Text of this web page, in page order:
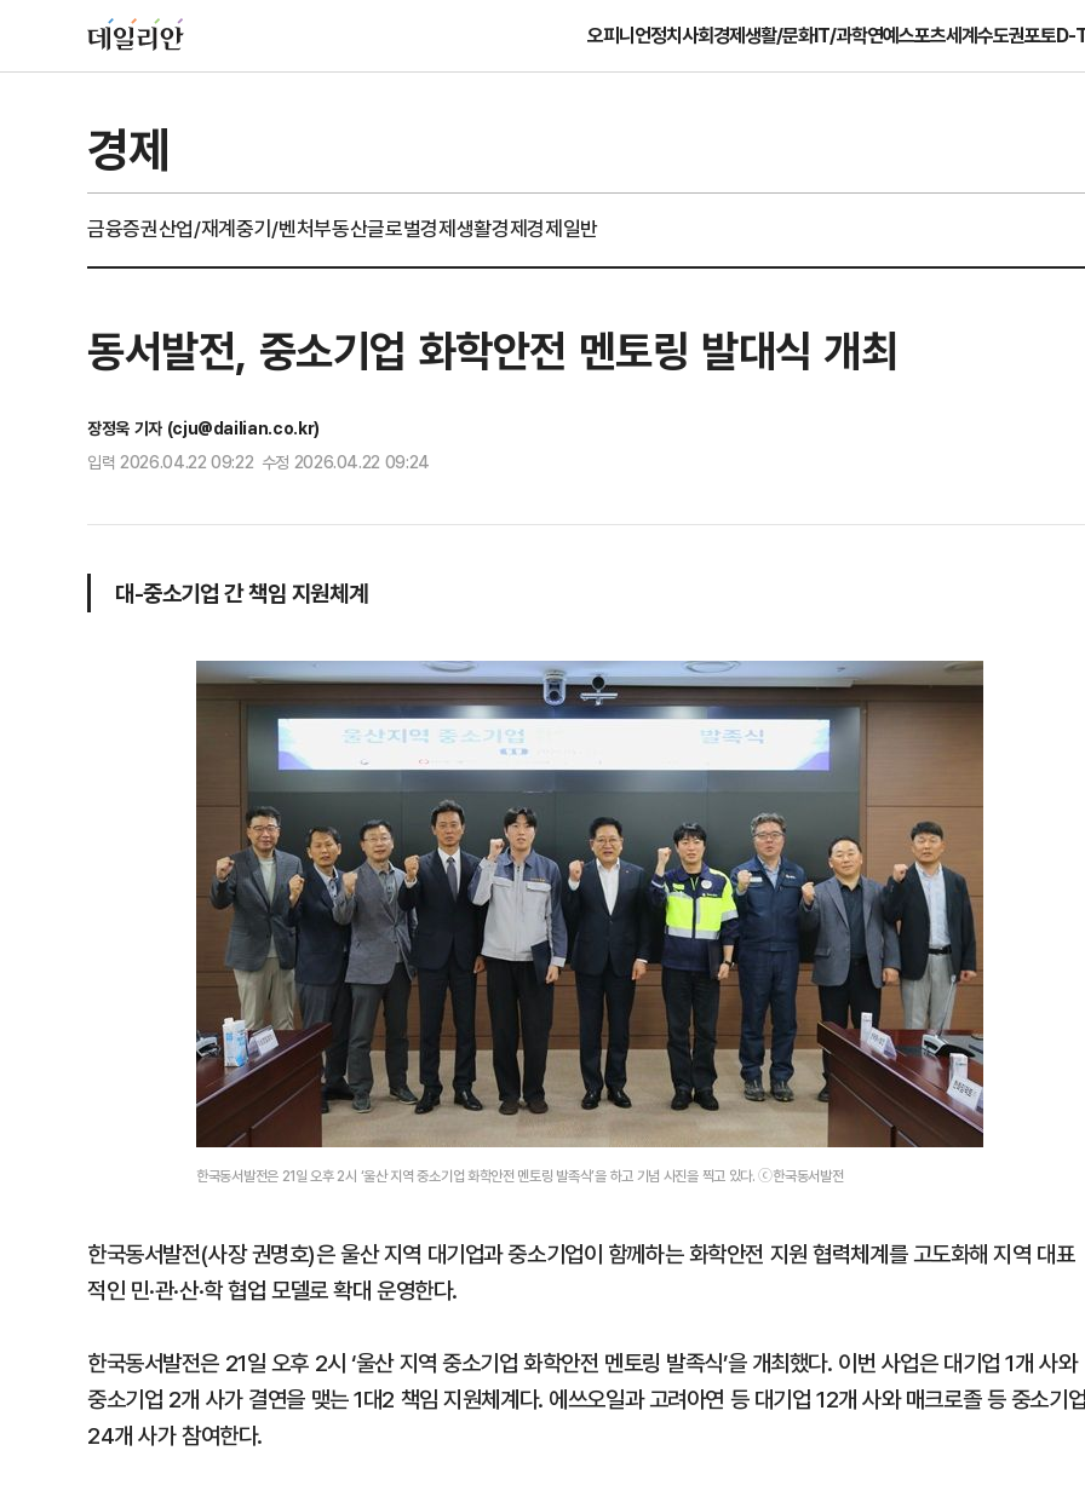
오피니언정치사회경제생활/문화IT/과학연예스포츠세계수도권포토D-
경제
금융증권산업/재계중기/벤처부동산글로벌경제생활경제경제일반
동서발전, 중소기업 화학안전 멘토링 발대식 개최
장정욱 기자 (cju@dailian.co.kr)
입력 2026.04.22 09:22 수정 2026.04.22 09:24
대-중소기업 간 책임 지원체계
한국동서발전은 21일 오후 2시 ‘울산 지역 중소기업 화학안전 멘토링 발족식’을 하고 기념 사진을 찍고 있다. ⓒ한국동서발전
한국동서발전(사장 권명호)은 울산 지역 대기업과 중소기업이 함께하는 화학안전 지원 협력체계를 고도화해 지역 대표
적인 민·관·산·학 협업 모델로 확대 운영한다.
한국동서발전은 21일 오후 2시 ‘울산 지역 중소기업 화학안전 멘토링 발족식’을 개최했다. 이번 사업은 대기업 1개 사와
중소기업 2개 사가 결연을 맺는 1대2 책임 지원체계다. 에쓰오일과 고려아연 등 대기업 12개 사와 매크로졸 등 중소기
24개 사가 참여한다.